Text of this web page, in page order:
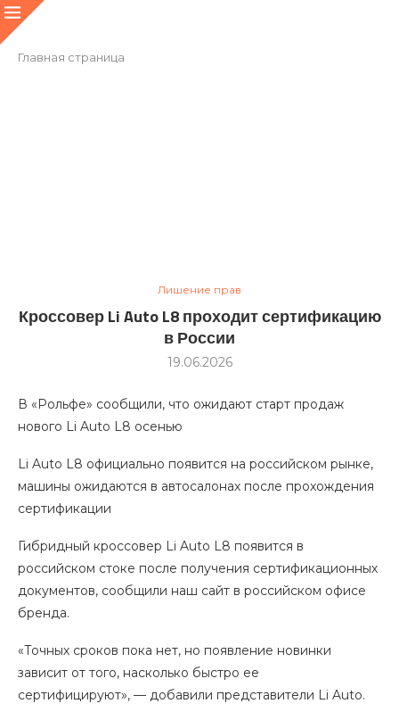
Главная страница
Лишение прав
Кроссовер Li Auto L8 проходит сертификацию
в России
19.06.2026
В «Рольфе» сообщили, что ожидают старт продаж
нового Li Auto L8 осенью
Li Auto L8 официально появится на российском рынке,
машины ожидаются в автосалонах после прохождения
сертификации
Гибридный кроссовер Li Auto L8 появится в
российском стоке после получения сертификационных
документов, сообщили наш сайт в российском офисе
бренда.
«Точных сроков пока нет, но появление новинки
зависит от того, насколько быстро ее
сертифицируют», — добавили представители Li Auto.